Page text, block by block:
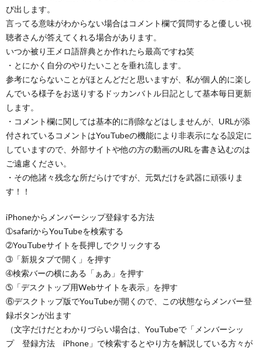
び出します。
言ってる意味がわからない場合はコメント欄で質問すると優しい視
聴者さんが答えてくれる場合があります。
いつか被り王メロ語辞典とか作れたら最高ですね笑
・とにかく自分のやりたいことを垂れ流します。
参考にならないことがほとんどだと思いますが、私が個人的に楽し
んでいる様子をお送りするドッカンバトル日記として基本毎日更新
します。
・コメント欄に関しては基本的に削除などはしませんが、URLが添
付されているコメントはYouTubeの機能により非表示になる設定に
していますので、外部サイトや他の方の動画のURLを書き込むのは
ご遠慮ください。
・その他諸々残念な所だらけですが、元気だけを武器に頑張りま
す！！
iPhoneからメンバーシップ登録する方法
➀safariからYouTubeを検索する
➁YouTubeサイトを長押しでクリックする
➂「新規タブで開く」を押す
➃検索バーの横にある「ぁあ」を押す
➄「デスクトップ用Webサイトを表示」を押す
⑥デスクトップ版でYouTubeが開くので、この状態ならメンバー登
録ボタンが出ます
（文字だけだとわかりづらい場合は、YouTubeで「メンバーシッ
プ 登録方法 iPhone」で検索するとやり方を解説している方々が